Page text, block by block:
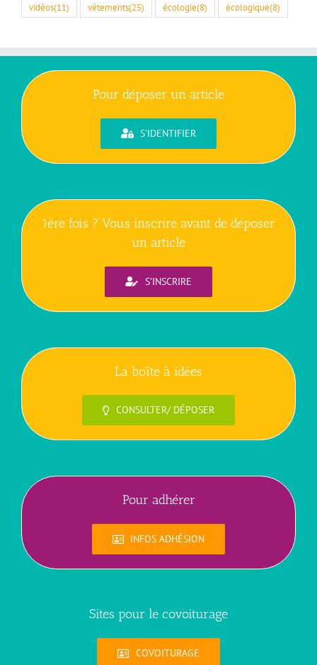
vidéos(11) vêtements(25) écologie(8) écologique(8)
Pour déposer un article
S'IDENTIFIER
1ère fois ? Vous inscrire avant de déposer
un article
S'INSCRIRE
La boîte à idées
CONSULTER/ DÉPOSER
Pour adhérer
INFOS ADHÉSION
Sites pour le covoiturage
COVOITURAGE